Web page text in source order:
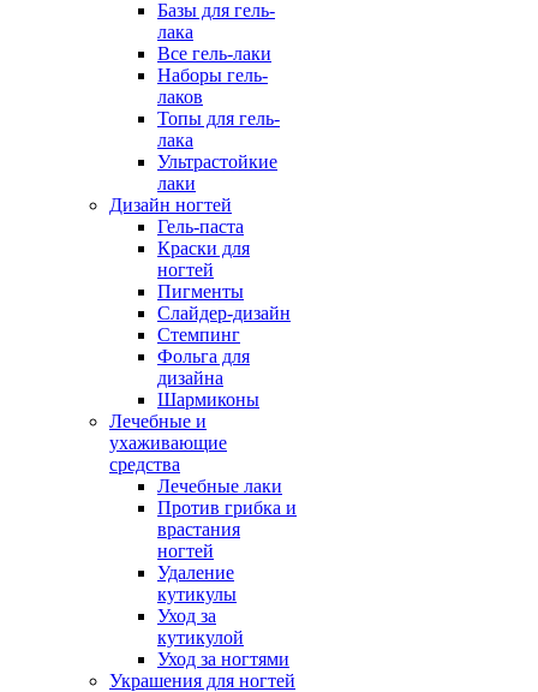
Базы для гель-
лака
Все гель-лаки
Наборы гель-
лаков
Топы для гель-
лака
Ультрастойкие
лаки
Дизайн ногтей
Гель-паста
Краски для
ногтей
Пигменты
Слайдер-дизайн
Стемпинг
Фольга для
дизайна
Шармиконы
Лечебные и
ухаживающие
средства
Лечебные лаки
Против грибка и
врастания
ногтей
Удаление
кутикулы
Уход за
кутикулой
Уход за ногтями
Украшения для ногтей